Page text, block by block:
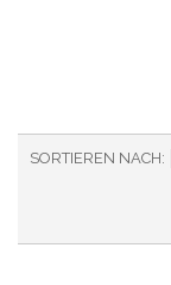
SORTIEREN NACH